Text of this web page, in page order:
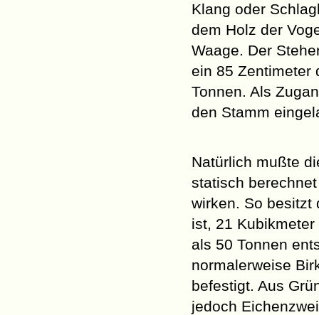
Klang oder
dem Holz der
Waage. Der
ein 85 Zentimeter
Tonnen. Als
den Stamm
Natürlich mußte
statisch
wirken. So besitzt
ist, 21
als 50 Tonnen
normalerweise
befestigt. Aus
jedoch